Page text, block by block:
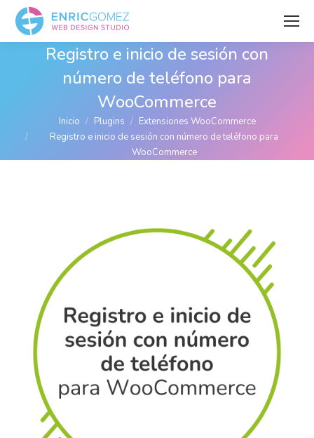
Registro e inicio de sesión con
número de teléfono para
WooCommerce
Estás aquí:Inicio Plugins
Extensiones WooCommerce
Registro e inicio de sesión con número de teléfono para
WooCommerce